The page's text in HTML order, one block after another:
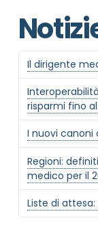
Il dirigente
risparmi fino
I nuovi canoni
Regioni:
medico per il
Liste di